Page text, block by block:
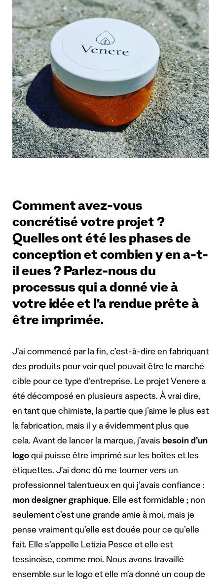
Comment avez-vous
concrétisé votre projet ?
Quelles ont été les phases de
conception et combien y en a-t-
il eues ? Parlez-nous du
processus qui a donné vie à
votre idée et l’a rendue prête à
être imprimée.
J’ai commencé par la fin, c’est-à-dire en fabriquant
des produits pour voir quel pouvait être le marché
cible pour ce type d’entreprise. Le projet Venere a
été décomposé en plusieurs aspects. À vrai dire,
en tant que chimiste, la partie que j’aime le plus est
la fabrication, mais il y a évidemment plus que
cela. Avant de lancer la marque, j’avais besoin d’un
logo qui puisse être imprimé sur les boîtes et les
étiquettes. J’ai donc dû me tourner vers un
professionnel talentueux en qui j’avais confiance :
mon designer graphique. Elle est formidable ; non
seulement c’est une grande amie à moi, mais je
pense vraiment qu’elle est douée pour ce qu’elle
fait. Elle s’appelle Letizia Pesce et elle est
tessinoise, comme moi. Nous avons travaillé
ensemble sur le logo et elle m’a donné un coup de